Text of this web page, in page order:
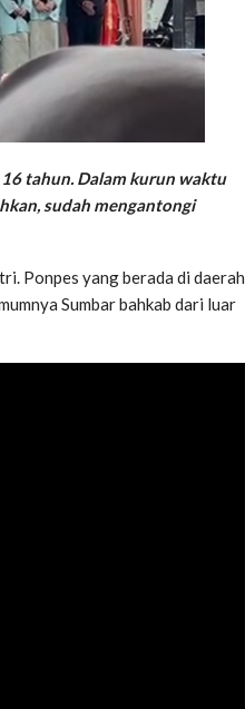
tahun. Dalam kurun waktu
sudah mengantongi
Ponpes yang berada di daerah
Sumbar bahkab dari luar